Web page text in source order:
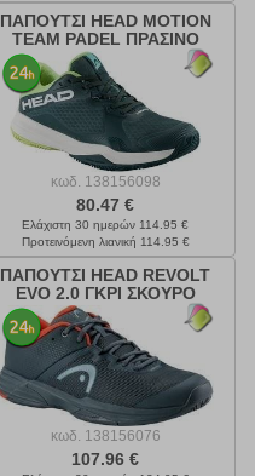
ΠΑΠΟΥΤΣΙ HEAD MOTION
TEAM PADEL ΠΡΑΣΙΝΟ
κωδ. 138156098
80.47 €
Ελάχιστη 30 ημερών 114.95 €
Προτεινόμενη λιανική 114.95 €
ΠΑΠΟΥΤΣΙ HEAD REVOLT
EVO 2.0 ΓΚΡΙ ΣΚΟΥΡΟ
κωδ. 138156076
107.96 €